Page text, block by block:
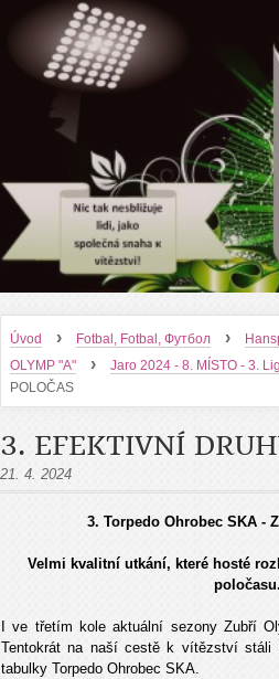
Úvod › Fotbal, Fotbal, Футбол ›
OLYMP "A"
› Jaro 2024 - 8. MÍSTO - 3.
POLOČAS
3. EFEKTIVNÍ
21. 4. 2024
3. Torpedo Ohrobec SKA -
Velmi kvalitní utkání, které hosté
poločasu.
I ve třetím kole aktuální sezony Zubří
Tentokrát na naší cestě k vítězství stáli
tabulky Torpedo Ohrobec SKA.